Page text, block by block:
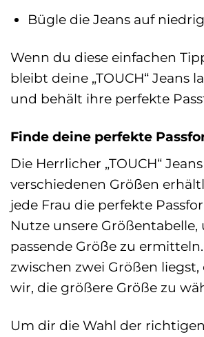
Bügle die Jeans auf
Wenn du diese einfachen
bleibt deine „TOUCH“ Jeans
und behält ihre perfekte
Finde deine perfekte
Die Herrlicher „TOUCH“
verschiedenen Größen
jede Frau die perfekte
Nutze unsere Größentabelle,
passende Größe zu
zwischen zwei Größen
wir, die größere Größe zu
Um dir die Wahl der